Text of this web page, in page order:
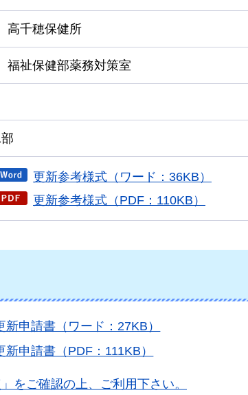
高千穂保健所
福祉保健部薬務対策室
更新参考様式（ワード：36KB）
更新参考様式（PDF：110KB）
申請書（ワード：27KB）
申請書（PDF：111KB）
をご確認の上、ご利用下さい。